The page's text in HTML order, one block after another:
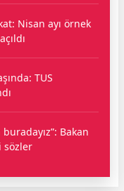
Nisan ayı örnek
TUS
buradayız”: Bakan
sözler